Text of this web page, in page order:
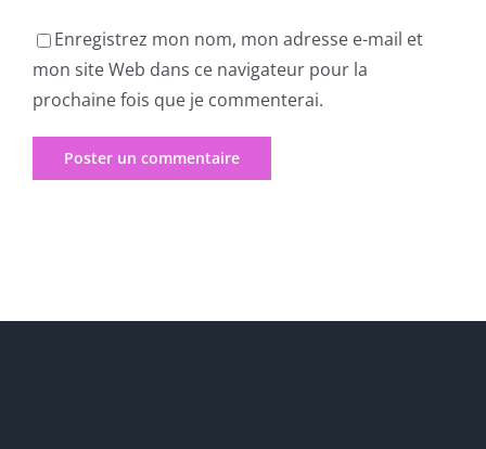
Enregistrez mon nom, mon adresse e-mail et
mon site Web dans ce navigateur pour la
prochaine fois que je commenterai.